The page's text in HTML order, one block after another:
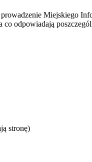
Miejskiego
co odpowiadają
stronę)